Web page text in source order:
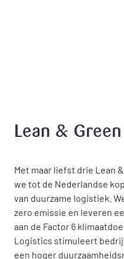
Lean & Green
Met maar liefst drie Lean
we tot de Nederlandse
van duurzame logistiek.
zero emissie en leveren
aan de Factor 6
Logistics stimuleert
een hoger